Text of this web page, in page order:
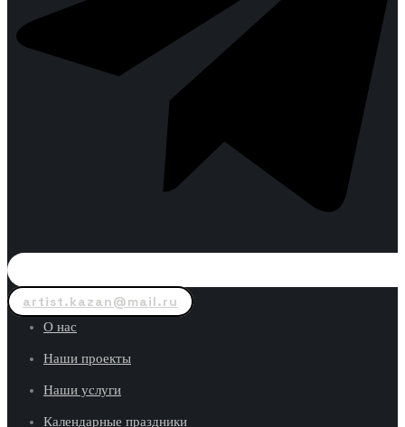
artist.kazan@mail.ru
О нас
Наши проекты
Наши услуги
Календарные праздники